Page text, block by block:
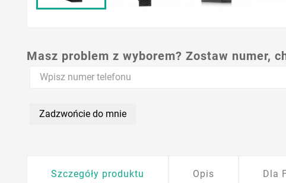
Masz problem z wyborem? Zostaw numer,
Zadzwońcie do mnie
Szczegóły produktu Opis Dla